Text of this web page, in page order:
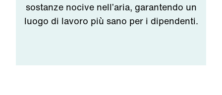
sostanze nocive nell’aria, garantendo un
luogo di lavoro più sano per i dipendenti.